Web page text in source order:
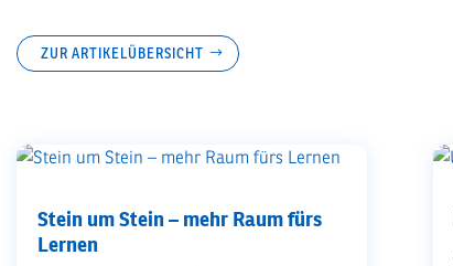
ZUR ARTIKELÜBERSICHT
Stein um Stein – mehr Raum fürs
Lernen